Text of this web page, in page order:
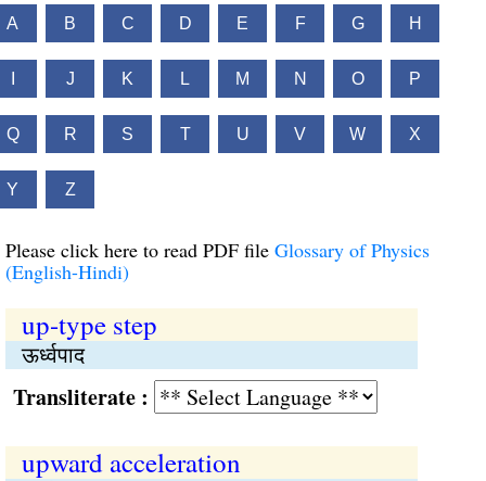
A B C D E F G H
J K L M N O P
Q R S T U V W X
Y Z
Please click here to read PDF file Glossary of Physics
(English-Hindi)
up-type step
ऊर्ध्वपाद
:
upward acceleration